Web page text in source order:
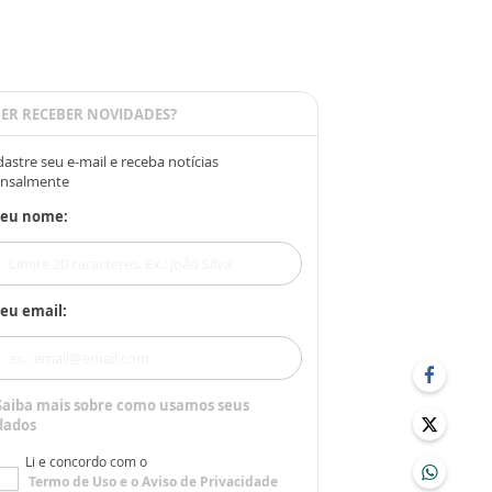
RECEBER NOVIDADES?
seu e-mail e receba notícias
nome:
email:
mais sobre como usamos seus
Li e concordo com o
Termo de Usoe oAviso de Privacidade